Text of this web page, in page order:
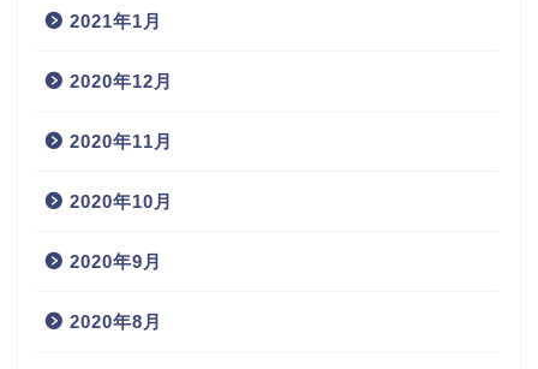
2021年1月
2020年12月
2020年11月
2020年10月
2020年9月
2020年8月